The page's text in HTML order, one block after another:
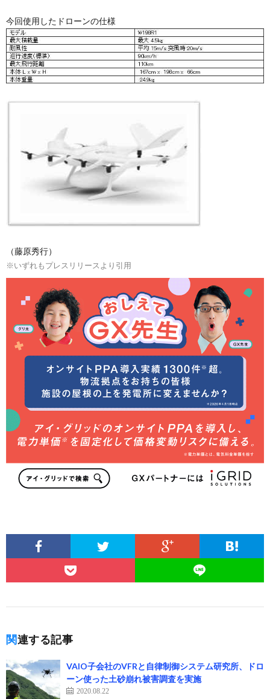
今回使用したドローンの仕様
（藤原秀行）
※いずれもプレスリリースより引用
関連する記事
VAIO子会社のVFRと自律制御システム研究所、ドロ
ーン使った土砂崩れ被害調査を実施
2020.08.22